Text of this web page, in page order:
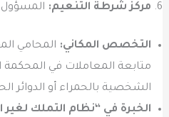
مركز شرطة التنعيم:
التخصص المكاني: المحامي
متابعة المعاملات في المحكمة
الشخصية بالحمراء أو الدوائر
الخبرة في “نظام التملك